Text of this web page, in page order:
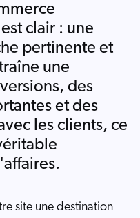
clair : une
pertinente et
une
des
et des
les clients, ce
site une destination